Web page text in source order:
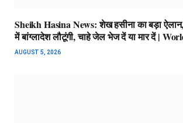
Sheikh Hasina News: शेख हसीना का बड़ा
में बांग्लादेश लौटूंगी, चाहे जेल भेज दें या मार दें |
AUGUST 5, 2026